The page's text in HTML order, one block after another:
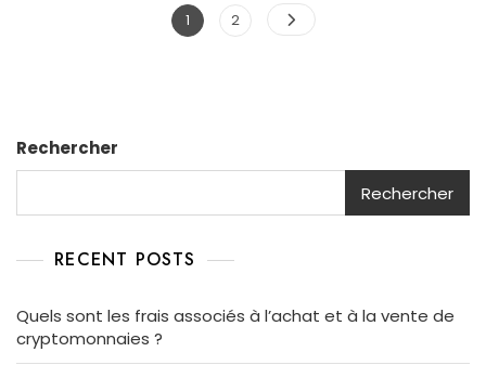
Pagination
Page
1 Page
2
Rechercher
Rechercher
RECENT POSTS
Quels sont les frais associés à l’achat et à la vente de
cryptomonnaies ?